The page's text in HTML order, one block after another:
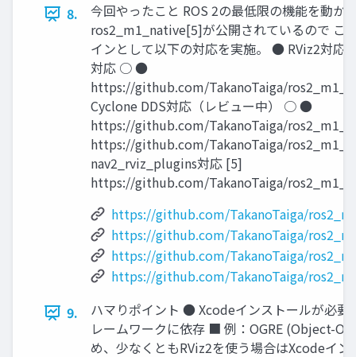
8.
今回やったこと ROS 2の最低限の機能を動か
ros2_m1_native[5]が公開されているので こ
インとして以下の対応を実施。 ● RViz2対
対応 ○ ●
https://github.com/TakanoTaiga/
Cyclone DDS対応（レビュー中） ○ ●
https://github.com/TakanoTaiga/
https://github.com/TakanoTaiga/
nav2_rviz_plugins対応 [5]
https://github.com/TakanoTaiga/
https://github.com/TakanoTaiga/
https://github.com/TakanoTaiga/
https://github.com/TakanoTaiga/
https://github.com/TakanoTaiga/
9.
ハマりポイント ● Xcodeインストールが必
レームワークに依存 ■ 例：OGRE (Object-
め、少なくともRViz2を使う場合はXcodeイ